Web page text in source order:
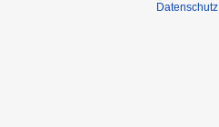
Datenschutz